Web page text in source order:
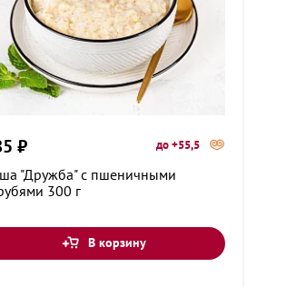
₽ до +55,5
"Дружба" с пшеничными
300 г
В корзину